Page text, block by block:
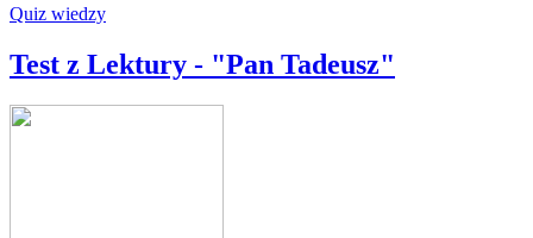
Quiz wiedzy
Test z Lektury - "Pan Tadeusz"